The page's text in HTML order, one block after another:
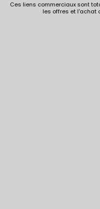
Ces liens commerciaux sont
les offres et l'achat